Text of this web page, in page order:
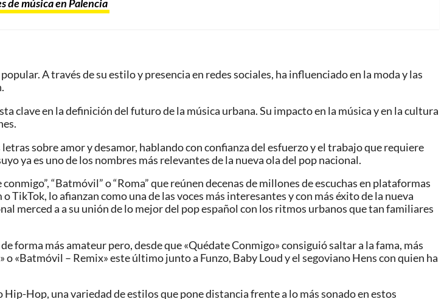
de música en Palencia
A través de su estilo y presencia en redes sociales, ha influenciado en la moda y las
clave en la definición del futuro de la música urbana. Su impacto en la música y en la cultura
sobre amor y desamor, hablando con confianza del esfuerzo y el trabajo que requiere
ya es uno de los nombres más relevantes de la nueva ola del pop nacional.
“Batmóvil” o “Roma” que reúnen decenas de millones de escuchas en plataformas
lo afianzan como una de las voces más interesantes y con más éxito de la nueva
merced a a su unión de lo mejor del pop español con los ritmos urbanos que tan familiares
forma más amateur pero, desde que «Quédate Conmigo» consiguió saltar a la fama, más
«Batmóvil – Remix» este último junto a Funzo, Baby Loud y el segoviano Hens con quien ha
Hop, una variedad de estilos que pone distancia frente a lo más sonado en estos